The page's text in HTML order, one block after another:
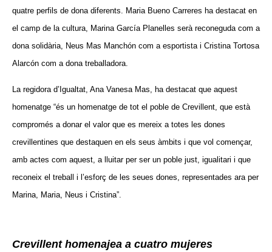
quatre perfils de dona diferents. Maria Bueno Carreres ha destacat en
el camp de la cultura, Marina García Planelles serà reconeguda com a
dona solidària, Neus Mas Manchón com a esportista i Cristina Tortosa
Alarcón com a dona treballadora.
La regidora d’Igualtat, Ana Vanesa Mas, ha destacat que aquest
homenatge “és un homenatge de tot el poble de Crevillent, que està
compromés a donar el valor que es mereix a totes les dones
crevillentines que destaquen en els seus àmbits i que vol començar,
amb actes com aquest, a lluitar per ser un poble just, igualitari i que
reconeix el treball i l’esforç de les seues dones, representades ara per
Marina, Maria, Neus i Cristina”.
Crevillent homenajea a cuatro mujeres